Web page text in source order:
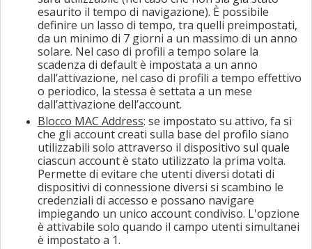
esaurito il tempo di navigazione). È possibile
definire un lasso di tempo, tra quelli preimpostati,
da un minimo di 7 giorni a un massimo di un anno
solare. Nel caso di profili a tempo solare la
scadenza di default è impostata a un anno
dall’attivazione, nel caso di profili a tempo effettivo
o periodico, la stessa è settata a un mese
dall’attivazione dell’account.
Blocco MAC Address: se impostato su attivo, fa sì
che gli account creati sulla base del profilo siano
utilizzabili solo attraverso il dispositivo sul quale
ciascun account è stato utilizzato la prima volta.
Permette di evitare che utenti diversi dotati di
dispositivi di connessione diversi si scambino le
credenziali di accesso e possano navigare
impiegando un unico account condiviso. L'opzione
è attivabile solo quando il campo utenti simultanei
è impostato a 1.